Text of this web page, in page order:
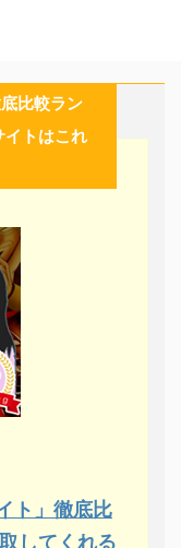
比較ラン
トはこれ
ト」徹底比
してくれる